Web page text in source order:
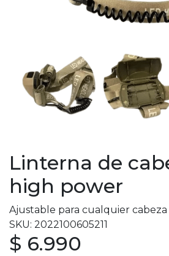
Linterna de
high power
Ajustable para cualquier cabeza
SKU: 2022100605211
$ 6.990